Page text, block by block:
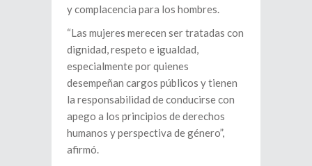
y complacencia para los hombres.
“Las mujeres merecen ser tratadas con
dignidad, respeto e igualdad,
especialmente por quienes
desempeñan cargos públicos y tienen
la responsabilidad de conducirse con
apego a los principios de derechos
humanos y perspectiva de género”,
afirmó.